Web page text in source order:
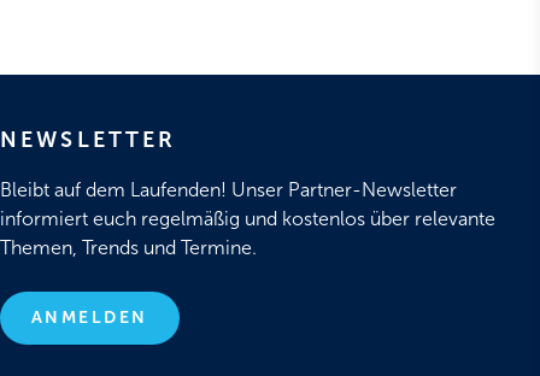
NEWSLETTER
Bleibt auf dem Laufenden! Unser Partner-Newsletter
informiert euch regelmäßig und kostenlos über relevante
Themen, Trends und Termine.
ANMELDEN